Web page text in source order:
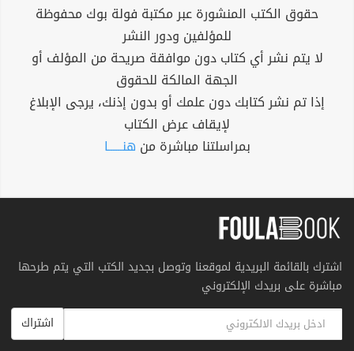
حقوق الكتب المنشورة عبر مكتبة فولة بوك محفوظة
للمؤلفين ودور النشر
لا يتم نشر أي كتاب دون موافقة صريحة من المؤلف أو
الجهة المالكة للحقوق
إذا تم نشر كتابك دون علمك أو بدون إذنك، يرجى الإبلاغ
لإيقاف عرض الكتاب
بمراسلتنا مباشرة من هنــــــا
اشترك بالقائمة البريدية لموقعنا وتوصل بجديد الكتب التي يتم طرحها
مباشرة على بريدك الإلكتروني
اشتراك